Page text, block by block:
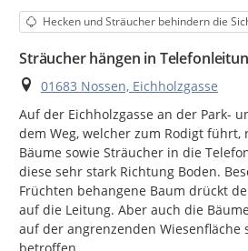
Kategorie
Hecken und Sträucher behindern die
Sträucher hängen in
Ort
01683 Nossen, Eichholzgasse
Auf der Eichholzgasse an der Park-
dem Weg, welcher zum Rodigt führt,
Bäume sowie Sträucher in die
diese sehr stark Richtung Boden.
Früchten behangene Baum drückt
auf die Leitung. Aber auch die
auf der angrenzenden Wiesenfläche